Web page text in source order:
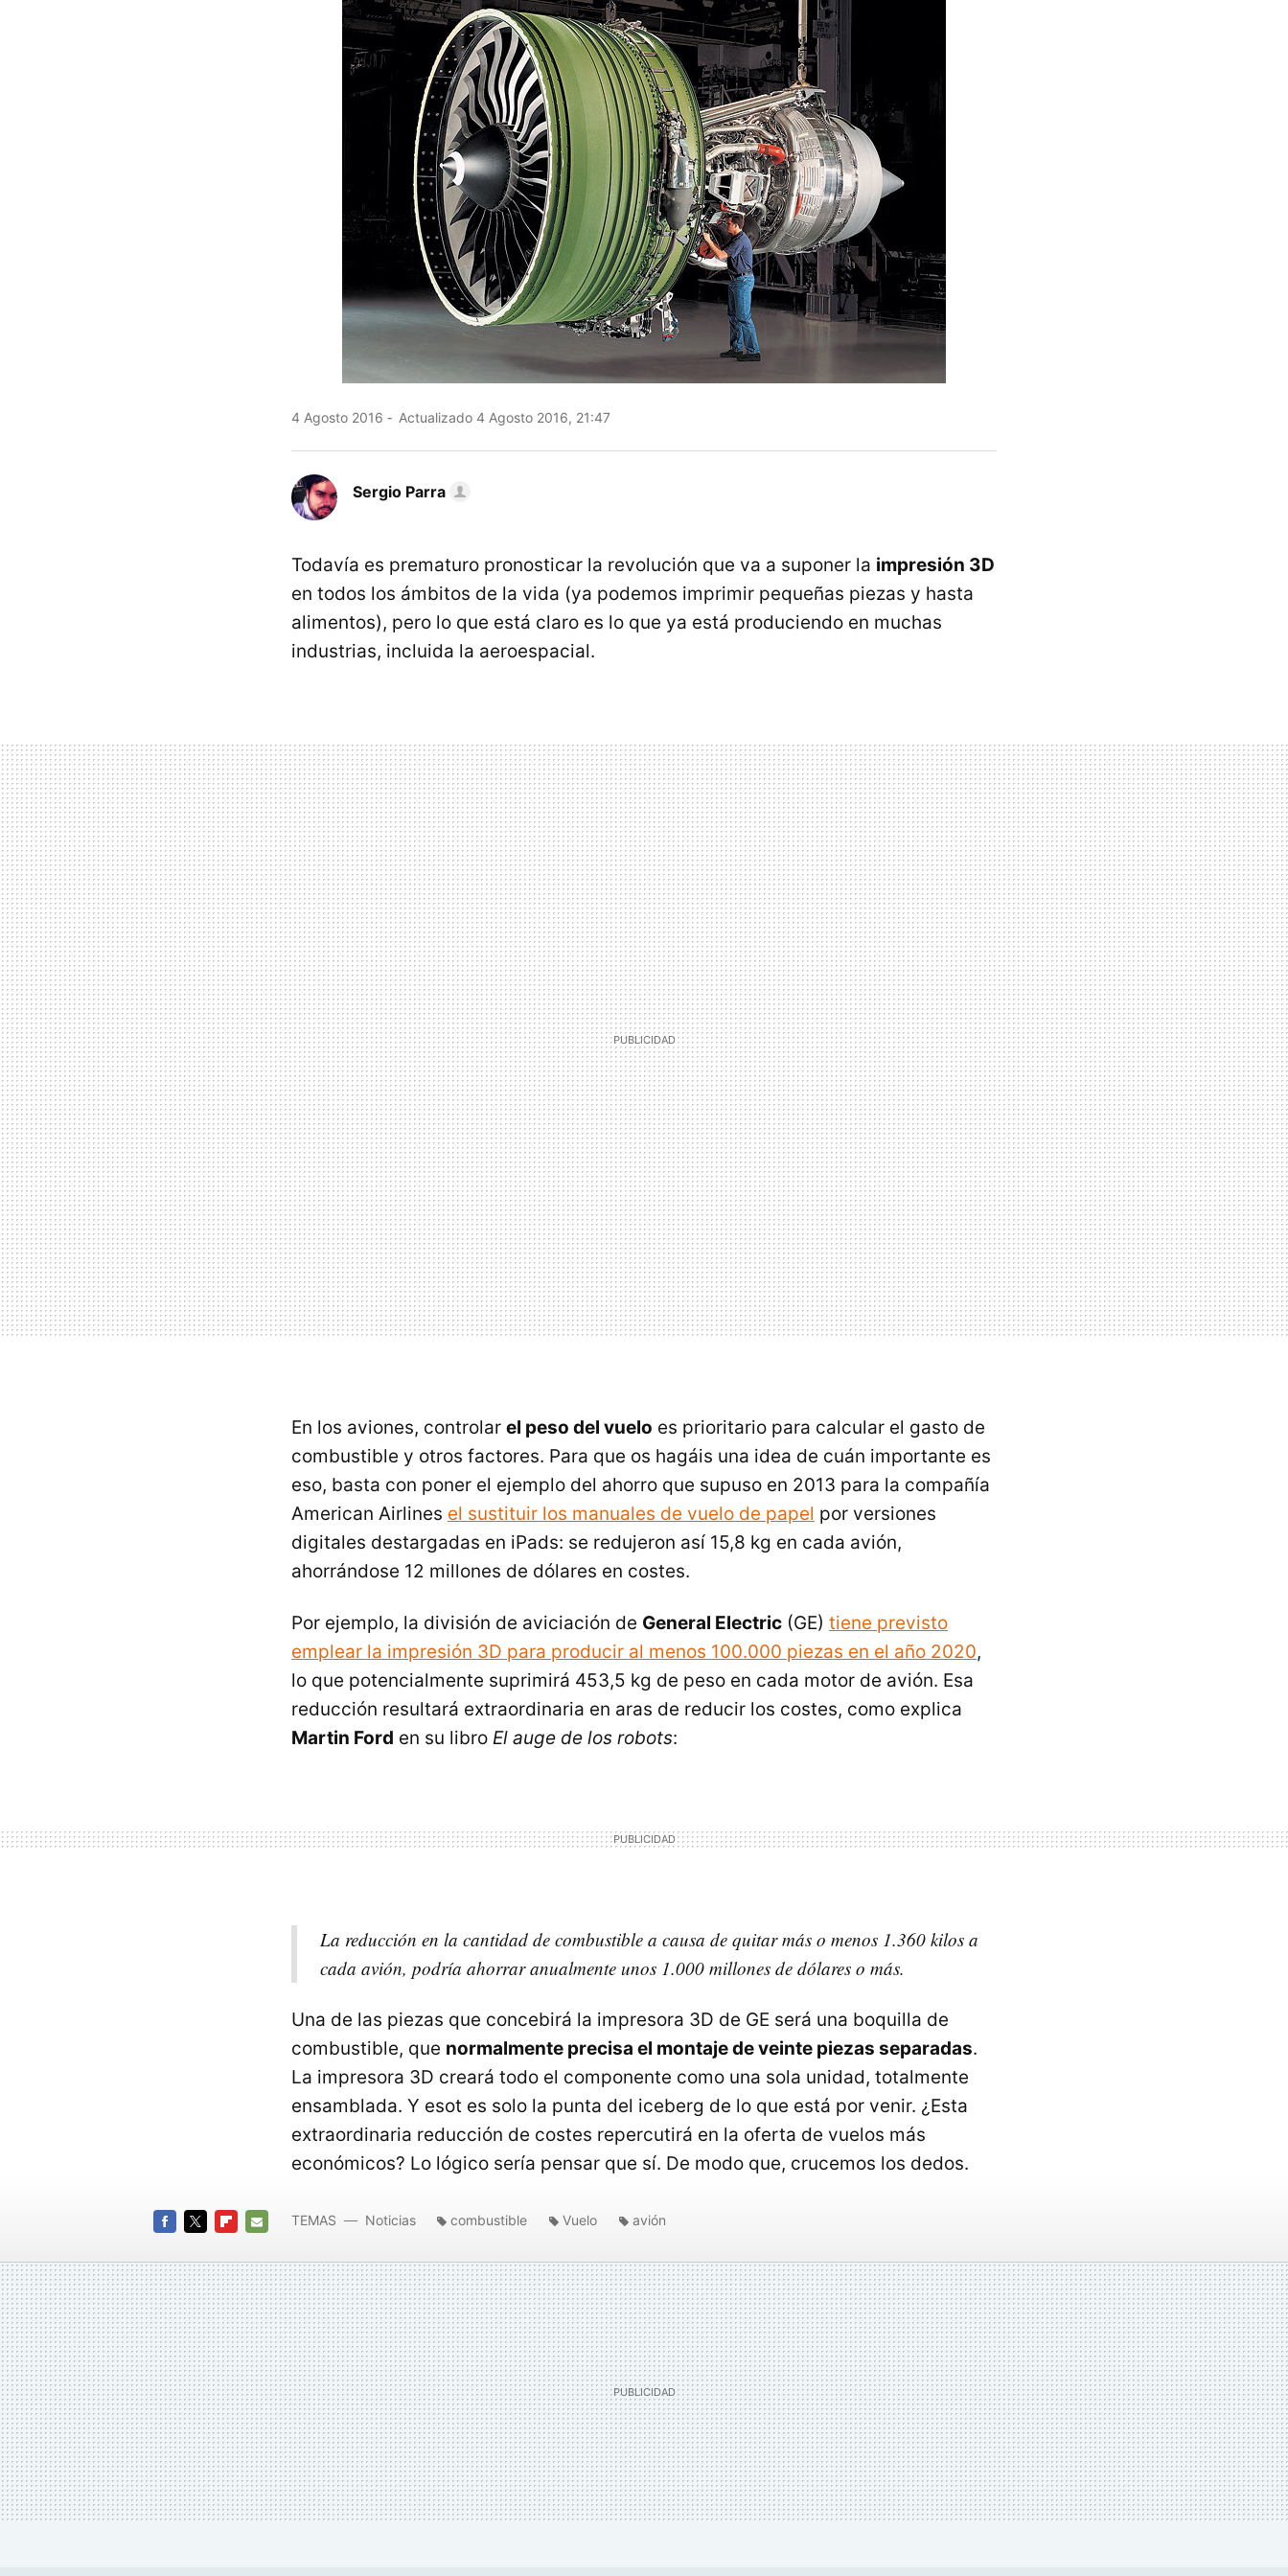
4 Agosto 2016 Actualizado 4 Agosto 2016, 21:47
Sergio Parra
Todavía es prematuro pronosticar la revolución que va a suponer la impresión 3D
en todos los ámbitos de la vida (ya podemos imprimir pequeñas piezas y hasta
alimentos), pero lo que está claro es lo que ya está produciendo en muchas
industrias, incluida la aeroespacial.
En los aviones, controlar el peso del vuelo es prioritario para calcular el gasto de
combustible y otros factores. Para que os hagáis una idea de cuán importante es
eso, basta con poner el ejemplo del ahorro que supuso en 2013 para la compañía
American Airlines el sustituir los manuales de vuelo de papel por versiones
digitales destargadas en iPads: se redujeron así 15,8 kg en cada avión,
ahorrándose 12 millones de dólares en costes.
Por ejemplo, la división de aviciación de General Electric (GE) tiene previsto
emplear la impresión 3D para producir al menos 100.000 piezas en el año 2020,
lo que potencialmente suprimirá 453,5 kg de peso en cada motor de avión. Esa
reducción resultará extraordinaria en aras de reducir los costes, como explica
Martin Ford en su libro El auge de los robots:
La reducción en la cantidad de combustible a causa de quitar más o menos 1.360 kilos a
cada avión, podría ahorrar anualmente unos 1.000 millones de dólares o más.
Una de las piezas que concebirá la impresora 3D de GE será una boquilla de
combustible, que normalmente precisa el montaje de veinte piezas separadas.
La impresora 3D creará todo el componente como una sola unidad, totalmente
ensamblada. Y esot es solo la punta del iceberg de lo que está por venir. ¿Esta
extraordinaria reducción de costes repercutirá en la oferta de vuelos más
económicos? Lo lógico sería pensar que sí. De modo que, crucemos los dedos.
MAIL
TEMAS Noticias combustible Vuelo avión